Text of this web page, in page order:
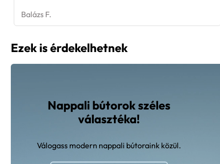
Balázs F.
Ezek is érdekelhetnek
Nappali bútorok széles
választéka!
Válogass modern nappali bútoraink közül.